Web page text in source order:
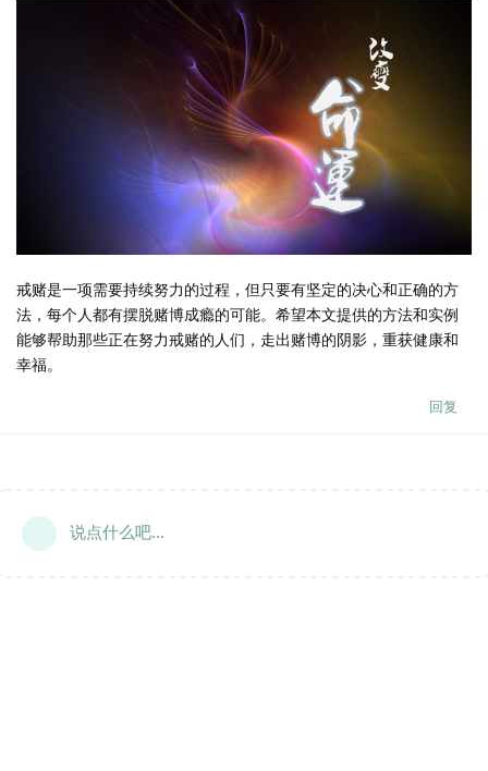
戒赌是一项需要持续努力的过程，但只要有坚定的决心和正确的方
法，每个人都有摆脱赌博成瘾的可能。希望本文提供的方法和实例
能够帮助那些正在努力戒赌的人们，走出赌博的阴影，重获健康和
幸福。
回复
说点什么吧...